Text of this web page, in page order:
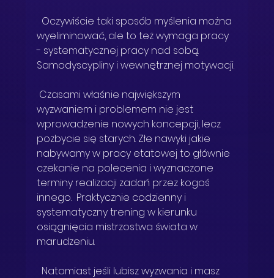
wyeliminować, ale to też wymaga pracy
- systematycznej pracy nad sobą.
Samodyscypliny i wewnętrznej motywacji.
wyzwaniem i problemem nie jest
wprowadzenie nowych koncepcji, lecz
pozbycie się starych. Złe nawyki jakie
nabywamy w pracy etatowej to głównie
czekanie na polecenia i wyznaczone
terminy realizacji zadań przez kogoś
innego.  Praktycznie codzienny i
systematyczny trening w kierunku
osiągnięcia mistrzostwa świata w
marudzeniu.